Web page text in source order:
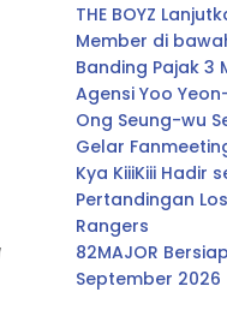
THE BOYZ
Member di
Banding Pajak 3
Agensi Yoo
Ong Seung-wu
Gelar
Kya KiiiKiii Hadir
Pertandingan
Rangers
82MAJOR
September 2026